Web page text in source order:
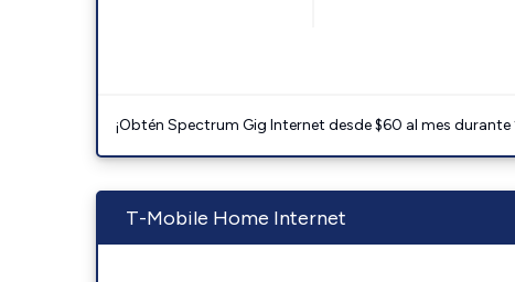
¡Obtén Spectrum Gig Internet desde $60 al mes
T-Mobile Home Internet